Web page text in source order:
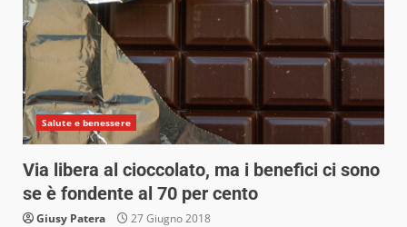
Salute e benessere
Via libera al cioccolato, ma i benefici ci sono
se è fondente al 70 per cento
Giusy Patera 27 Giugno 2018